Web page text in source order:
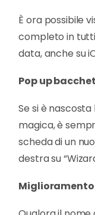
È ora possibile
completo in
data, anche su
Pop up
Se si è
magica, è
scheda di un
destra su